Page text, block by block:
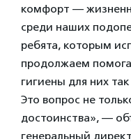
комфорт —
среди наших
ребята, которым
продолжаем
гигиены для них
Это вопрос не
достоинства», —
генеральный